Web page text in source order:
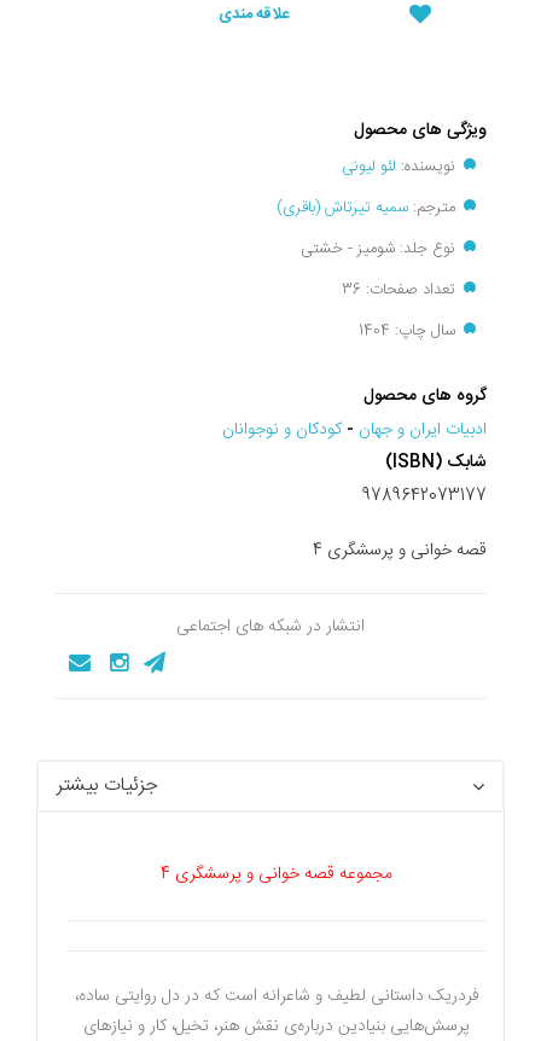
علاقه مندی
ویژگی های محصول
نویسنده: لئو لیونی
مترجم: سمیه تیرتاش (باقری)
نوع جلد: شومیز - خشتی
تعداد صفحات: 36
سال چاپ: 1404
گروه های محصول
ادبيات ايران و جهان - کودکان و نوجوانان
شابک (ISBN)
9789642073177
قصه خوانی و پرسشگری 4
انتشار در شبکه های اجتماعی
جزئیات بیشتر
مجموعه قصه خوانی و پرسشگری 4
فردریک داستانی لطیف و شاعرانه است که در دل روایتی ساده،
پرسش‌هایی بنیادین درباره‌ی نقش هنر، تخیل، کار و نیازهای